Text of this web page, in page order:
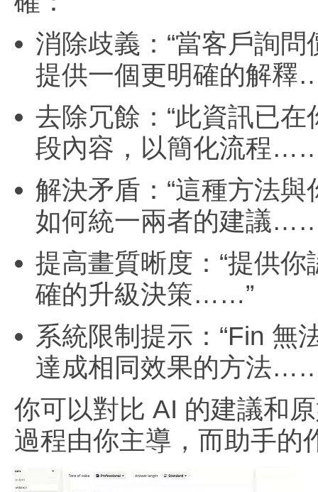
消除歧義：“當客戶詢
提供一個更明確的解
去除冗餘：“此資訊已
段內容，以簡化流程
解決矛盾：“這種方法
如何統一兩者的建議
提高畫質晰度：“提供你
確的升級決策……”
系統限制提示：“Fin 無
達成相同效果的方法
你可以對比 AI 的建議和
過程由你主導，而助手的